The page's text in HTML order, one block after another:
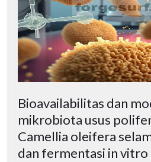
Bioavailabilitas dan
mikrobiota usus
Camellia oleifera
dan fermentasi in vitro